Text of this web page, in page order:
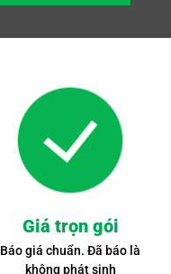
Giá trọn gói
Báo giá chuẩn. Đã báo là
không phát sinh